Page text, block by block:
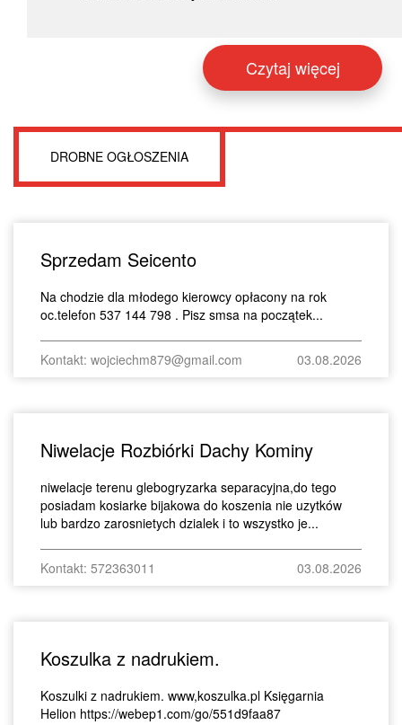
Czytaj więcej
DROBNE OGŁOSZENIA
Sprzedam Seicento
Na chodzie dla młodego kierowcy opłacony na rok
oc.telefon 537 144 798 . Pisz smsa na początek...
Kontakt: wojciechm879@gmail.com 03.08.2026
Niwelacje Rozbiórki Dachy Kominy
niwelacje terenu glebogryzarka separacyjna,do tego
posiadam kosiarke bijakowa do koszenia nie uzytków
lub bardzo zarosnietych dzialek i to wszystko je...
Kontakt: 572363011 03.08.2026
Koszulka z nadrukiem.
Koszulki z nadrukiem. www,koszulka.pl Księgarnia
Helion https://webep1.com/go/551d9faa87